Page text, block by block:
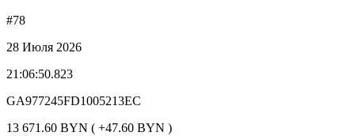
#78
28 Июля 2026
21:06:50.823
GA977245FD1005213EC
13 671.60 BYN ( +47.60 BYN )